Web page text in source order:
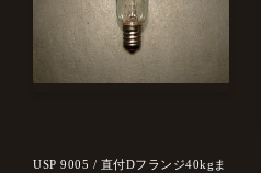
USP 9005 / 直付Dフランジ40kgま